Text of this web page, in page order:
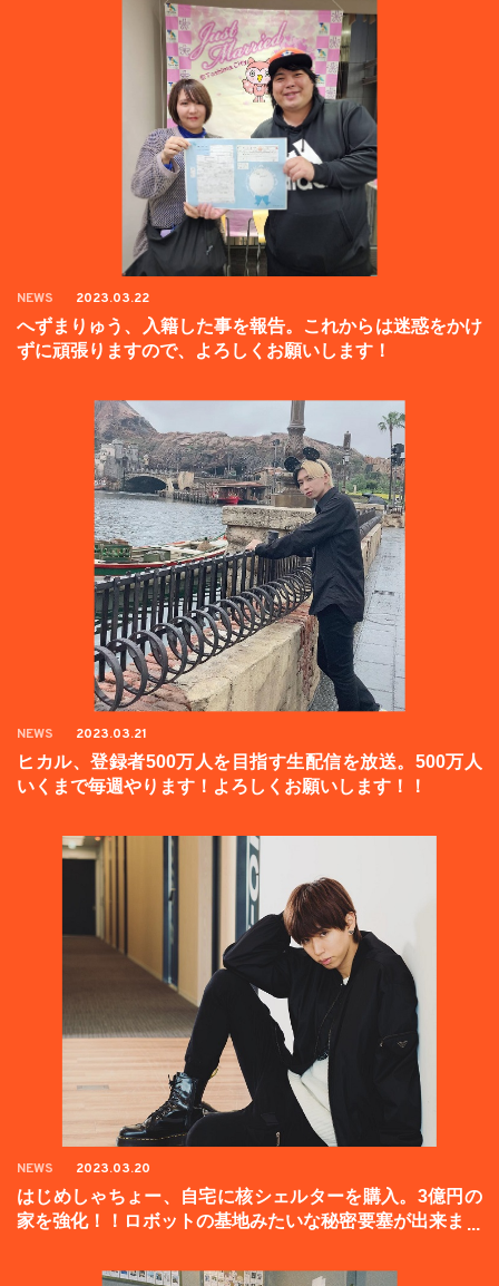
NEWS 2023.03.22
へずまりゅう、入籍した事を報告。これからは迷惑をかけ
ずに頑張りますので、よろしくお願いします！
NEWS 2023.03.21
ヒカル、登録者500万人を目指す生配信を放送。500万人
いくまで毎週やります！よろしくお願いします！！
NEWS 2023.03.20
はじめしゃちょー、自宅に核シェルターを購入。3億円の
家を強化！！ロボットの基地みたいな秘密要塞が出来まし